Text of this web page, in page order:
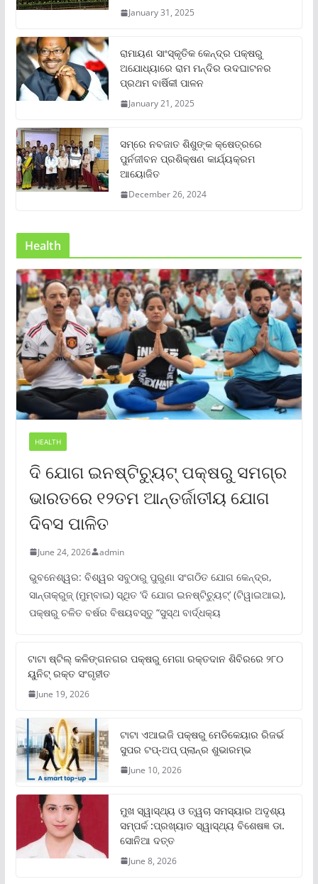
January 31, 2025
ରାମାୟଣ ସାଂସ୍କୃତିକ କେନ୍ଦ୍ର ପକ୍ଷରୁ
ଅଯୋଧ୍ୟାରେ ରାମ ମନ୍ଦିର ଉଦଘାଟନର
ପ୍ରଥମ ବାର୍ଷିକୀ ପାଳନ
January 21, 2025
ସମ୍‌ରେ ନବଜାତ ଶିଶୁଙ୍କ କ୍ଷେତ୍ରରେ
ପୁର୍ନଜୀବନ ପ୍ରଶିକ୍ଷଣ କାର୍ଯ୍ୟକ୍ରମ
ଆୟୋଜିତ
December 26, 2024
Health
HEALTH
ଦି ଯୋଗ ଇନଷ୍ଟିଚ୍ୟୁଟ୍ ପକ୍ଷରୁ ସମଗ୍ର
ଭାରତରେ ୧୨ତମ ଆନ୍ତର୍ଜାତୀୟ ଯୋଗ
ଦିବସ ପାଳିତ
June 24, 2026 admin
ଭୁବନେଶ୍ୱର: ବିଶ୍ୱର ସବୁଠାରୁ ପୁରୁଣା ସଂଗଠିତ ଯୋଗ କେନ୍ଦ୍ର,
ସାନ୍ତାକ୍ରୁଜ୍ (ମୁମ୍ବାଇ) ସ୍ଥିତ ‘ଦି ଯୋଗ ଇନଷ୍ଟିଚ୍ୟୁଟ୍‌’ (ଟିୱାଇଆଇ),
ପକ୍ଷରୁ ଚଳିତ ବର୍ଷର ବିଷୟବସ୍ତୁ “ସୁସ୍ଥ ବାର୍ଦ୍ଧକ୍ୟ
ଟାଟା ଷ୍ଟିଲ୍‌ କଳିଙ୍ଗନଗର ପକ୍ଷରୁ ମେଗା ରକ୍ତଦାନ ଶିବିରରେ ୨୮୦
ୟୁନିଟ୍‌ ରକ୍ତ ସଂଗୃହୀତ
June 19, 2026
ଟାଟା ଏଆଇଜି ପକ୍ଷରୁ ମେଡିକେୟାର ରିଜର୍ଭ
ସୁପର ଟପ୍‌-ଅପ୍ ପ୍ଲାନ୍‌ର ଶୁଭାରମ୍ଭ
June 10, 2026
ମୁଖ ସ୍ୱାସ୍ଥ୍ୟ ଓ ତ୍ୱଚା ସମସ୍ୟାର ଅଦୃଶ୍ୟ
ସମ୍ପର୍କ :ପ୍ରଖ୍ୟାତ ସ୍ୱାସ୍ଥ୍ୟ ବିଶେଷଜ୍ଞ ଡା.
ସୋନିଆ ଦତ୍ତ
June 8, 2026